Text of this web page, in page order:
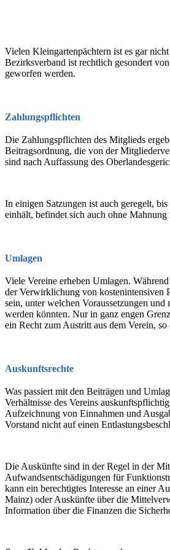
Vielen Kleingartenpächtern ist es gar
Bezirksverband ist rechtlich gesondert
geworfen werden.
Zahlungspflichten
Die Zahlungspflichten des Mitglieds
Beitragsordnung, die von der
sind nach Auffassung des
In einigen Satzungen ist auch geregelt,
einhält, befindet sich auch ohne
Umlagen
Viele Vereine erheben Umlagen.
der Verwirklichung von kostenintensiven
sein, unter welchen Voraussetzungen
werden könnten. Nur in ganz engen
ein Recht zum Austritt aus dem Verein,
Auskunftsrechte
Was passiert mit den Beiträgen und
Verhältnisse des Vereins
Aufzeichnung von Einnahmen und
Vorstand nicht auf einen
Die Auskünfte sind in der Regel in der
Aufwandsentschädigungen für
kann ein berechtigtes Interesse an einer
Mainz) oder Auskünfte über die
Information über die Finanzen die